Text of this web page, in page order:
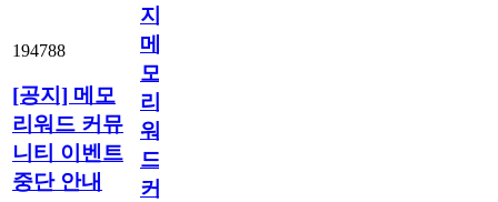
194788
[공지] 메모
리워드 커뮤
니티 이벤트
중단 안내
지]
메
모
리
워
드
커